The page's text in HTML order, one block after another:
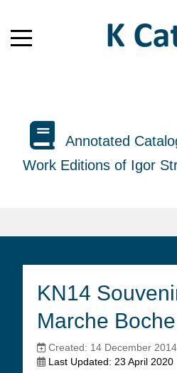
Annotated
Work Editions of Igor
KN14
Marche Boche
Created: 14 December 2014
Last Updated: 23 April 2020